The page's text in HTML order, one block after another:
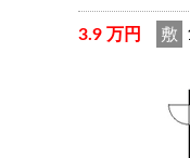
3.9 万円 敷